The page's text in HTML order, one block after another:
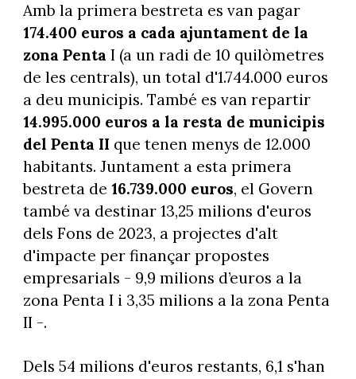
Amb la primera bestreta es van pagar
174.400 euros a cada ajuntament de la
zona Penta I (a un radi de 10 quilòmetres
de les centrals), un total d'1.744.000 euros
a deu municipis. També es van repartir
14.995.000 euros a la resta de municipis
del Penta II que tenen menys de 12.000
habitants. Juntament a esta primera
bestreta de 16.739.000 euros, el Govern
també va destinar 13,25 milions d'euros
dels Fons de 2023, a projectes d'alt
d'impacte per finançar propostes
empresarials - 9,9 milions d’euros a la
zona Penta I i 3,35 milions a la zona Penta
II -.
Dels 54 milions d'euros restants, 6,1 s'han